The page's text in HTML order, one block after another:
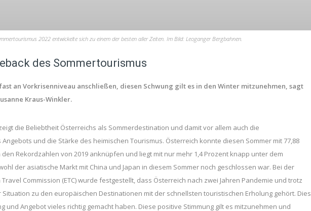
2022 entwickelte sich zu einem der besten aller Zeiten. Im Bild: Leoganger Bergbahnen.
des Sommertourismus
fast an Vorkrisenniveau anschließen, diesen Schwung gilt es in den Winter mitzunehmen, sagt
Kraus-Winkler.
die Beliebtheit Österreichs als Sommerdestination und damit vor allem auch die
und die Stärke des heimischen Tourismus. Österreich konnte diesen Sommer mit 77,88
Rekordzahlen von 2019 anknüpfen und liegt mit nur mehr 1,4 Prozent knapp unter dem
der asiatische Markt mit China und Japan in diesem Sommer noch geschlossen war. Bei der
Commission (ETC) wurde festgestellt, dass Österreich nach zwei Jahren Pandemie und trotz
zu den europäischen Destinationen mit der schnellsten touristischen Erholung gehört. Dies
und Angebot vieles richtig gemacht haben. Diese positive Stimmung gilt es mitzunehmen und